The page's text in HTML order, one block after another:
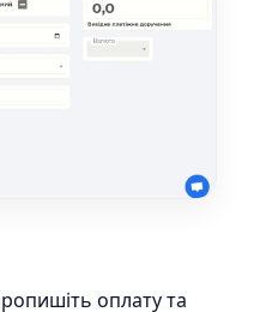
оплату та